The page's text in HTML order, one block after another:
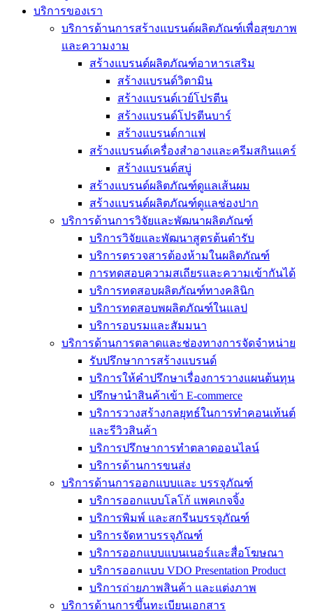
บริการของเรา
บริการด้านการสร้างแบรนด์ผลิตภัณฑ์เพื่อสุขภาพ
และความงาม
สร้างแบรนด์ผลิตภัณฑ์อาหารเสริม
สร้างแบรนด์วิตามิน
สร้างแบรนด์เวย์โปรตีน
สร้างแบรนด์โปรตีนบาร์
สร้างแบรนด์กาแฟ
สร้างแบรนด์เครื่องสำอางและครีมสกินแคร์
สร้างแบรนด์สบู่
สร้างแบรนด์ผลิตภัณฑ์ดูแลเส้นผม
สร้างแบรนด์ผลิตภัณฑ์ดูแลช่องปาก
บริการด้านการวิจัยและพัฒนาผลิตภัณฑ์
บริการวิจัยและพัฒนาสูตรต้นตำรับ
บริการตรวจสารต้องห้ามในผลิตภัณฑ์
การทดสอบความสเถียรและความเข้ากันได้
บริการทดสอบผลิตภัณฑ์ทางคลินิก
บริการทดสอบพผลิตภัณฑ์ในแลป
บริการอบรมและสัมมนา
บริการด้านการตลาดและช่องทางการจัดจำหน่าย
รับปรึกษาการสร้างแบรนด์
บริการให้คำปรึกษาเรื่องการวางแผนต้นทุน
ปรึกษานำสินค้าเข้า E-commerce
บริการวางสร้างกลยุทธ์ในการทำคอนเท้นต์
และรีวิวสินค้า
บริการปรึกษาการทำตลาดออนไลน์
บริการด้านการขนส่ง
บริการด้านการออกแบบและ บรรจุภัณฑ์
บริการออกแบบโลโก้ แพคเกจจิ้ง
บริการพิมพ์ และสกรีนบรรจุภัณฑ์
บริการจัดหาบรรจุภัณฑ์
บริการออกแบบแบนเนอร์และสื่อโฆษณา
บริการออกแบบ VDO Presentation Product
บริการถ่ายภาพสินค้า และแต่งภาพ
บริการด้านการขึ้นทะเบียนเอกสาร